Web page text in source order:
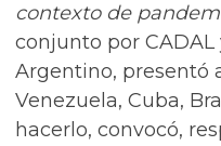
contexto de
conjunto por
Argentino, presentó
Venezuela, Cuba,
hacerlo, convocó,